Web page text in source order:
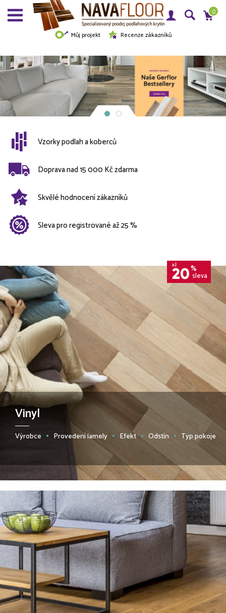
Můj projekt Recenze zákazníků
0
Vzorky podlah a koberců
Doprava nad 15 000 Kč zdarma
Skvělé hodnocení zákazníků
Sleva pro registrované až 25 %
až
20%
sleva
Vinyl
Výrobce Provedení lamely Efekt Odstín Typ pokoje